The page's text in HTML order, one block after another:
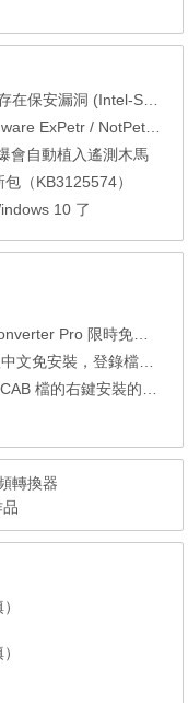
漏洞 (Intel-SA-00086)
/ NotPetya 勒索軟件突襲
會自動植入遙測木馬
（KB3125574）
10 了
Pro 限時免費下載
裝，登錄檔最佳化工具
檔的右鍵安裝的功能
轉換器